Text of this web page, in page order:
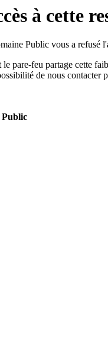
à cette
Public vous a refusé
pare-feu partage cette
de nous contacter
Public